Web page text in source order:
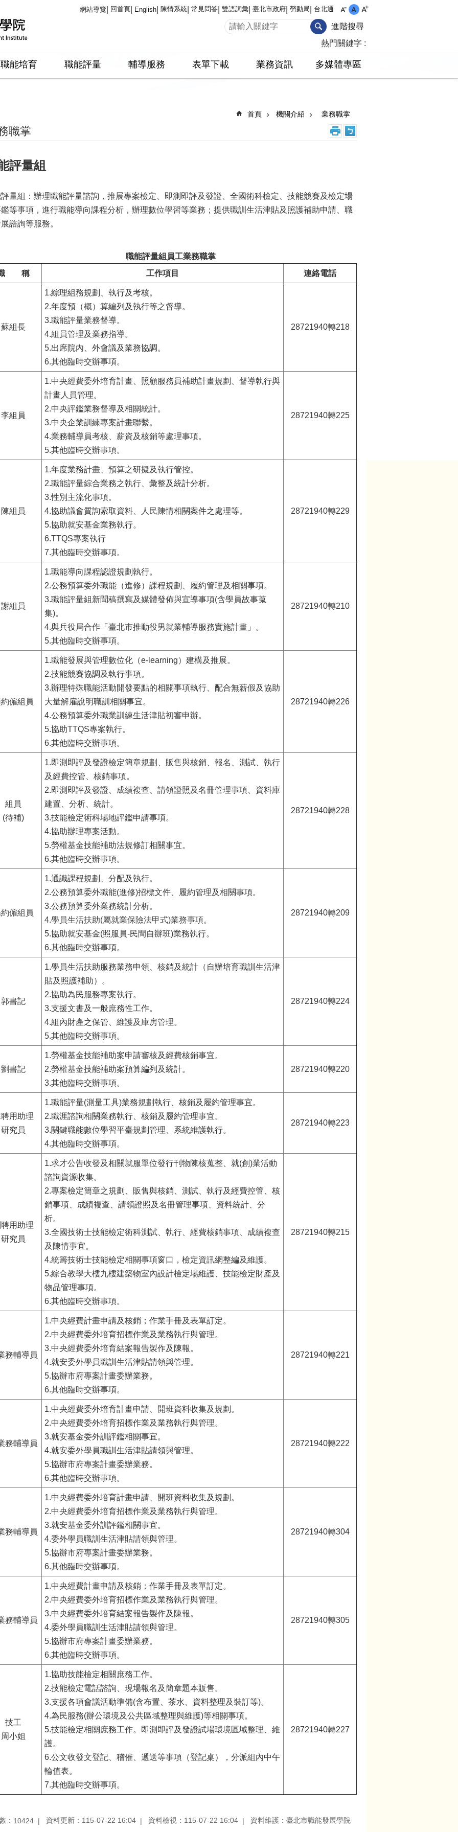
網站導覽 回首頁 English 陳情系統 常見問答 雙語詞彙 臺北市政府 勞動局 台北通
進階搜尋
熱門關鍵字
職能培育 職能評量 輔導服務 表單下載 業務資訊 多媒體專區
首頁 機關介紹 業務職掌
職掌
評量組
量組：辦理職能評量諮詢，推展專案檢定、即測即評及發證、全國術科檢定、技能競賽及檢定場
等事項，進行職能導向課程分析，辦理數位學習等業務；提供職訓生活津貼及照護補助申請、職
諮詢等服務。
稱 工作項目 連絡電話
職能評量組員工業務職掌
蘇組長
1.綜理組務規劃、執行及考核。
2.年度預（概）算編列及執行等之督導。
3.職能評量業務督導。
4.組員管理及業務指導。
5.出席院內、外會議及業務協調。
6.其他臨時交辦事項。
28721940轉218
李組員
1.中央經費委外培育計畫、照顧服務員補助計畫規劃、督導執行與
計畫人員管理。
2.中央評鑑業務督導及相關統計。
3.中央企業訓練專案計畫聯繫。
4.業務輔導員考核、薪資及核銷等處理事項。
5.其他臨時交辦事項。
28721940轉225
陳組員
1.年度業務計畫、預算之研擬及執行管控。
2.職能評量綜合業務之執行、彙整及統計分析。
3.性別主流化事項。
4.協助議會質詢索取資料、人民陳情相關案件之處理等。
5.協助就安基金業務執行。
6.TTQS專案執行
7.其他臨時交辦事項。
28721940轉229
謝組員
1.職能導向課程認證規劃執行。
2.公務預算委外職能（進修）課程規劃、履約管理及相關事項。
3.職能評量組新聞稿撰寫及媒體發佈與宣導事項(含學員故事蒐
集)。
4.與兵役局合作「臺北市推動役男就業輔導服務實施計畫」。
5.其他臨時交辦事項。
28721940轉210
僱組員
1.職能發展與管理數位化（e-learning）建構及推展。
2.技能競賽協調及執行事項。
3.辦理特殊職能活動開發要點的相關事項執行、配合無薪假及協助
大量解雇說明職訓相關事宜。
4.公務預算委外職業訓練生活津貼初審申辦。
5.協助TTQS專案執行。
6.其他臨時交辦事項。
28721940轉226
組員
(待補)
1.即測即評及發證檢定簡章規劃、販售與核銷、報名、測試、執行
及經費控管、核銷事項。
2.即測即評及發證、成績複查、請領證照及名冊管理事項、資料庫
建置、分析、統計。
3.技能檢定術科場地評鑑申請事項。
4.協助辦理專案活動。
5.勞權基金技能補助法規修訂相關事宜。
6.其他臨時交辦事項。
28721940轉228
僱組員
1.通識課程規劃、分配及執行。
2.公務預算委外職能(進修)招標文件、履約管理及相關事項。
3.公務預算委外業務統計分析。
4.學員生活扶助(屬就業保險法甲式)業務事項。
5.協助就安基金(照服員-民間自辦班)業務執行。
6.其他臨時交辦事項。
28721940轉209
郭書記
1.學員生活扶助服務業務申領、核銷及統計（自辦培育職訓生活津
貼及照護補助）。
2.協助為民服務專案執行。
3.支援文書及一般庶務性工作。
4.組內財產之保管、維護及庫房管理。
5.其他臨時交辦事項。
28721940轉224
劉書記
1.勞權基金技能補助案申請審核及經費核銷事宜。
2.勞權基金技能補助案預算編列及統計。
3.其他臨時交辦事項。
28721940轉220
用助理
研究員
1.職能評量(測量工具)業務規劃執行、核銷及履約管理事宜。
2.職涯諮詢相關業務執行、核銷及履約管理事宜。
3.關鍵職能數位學習平臺規劃管理、系統維護執行。
4.其他臨時交辦事項。
28721940轉223
用助理
研究員
1.求才公告收發及相關就服單位發行刊物陳核蒐整、就(創)業活動
諮詢資源收集。
2.專案檢定簡章之規劃、販售與核銷、測試、執行及經費控管、核
銷事項、成績複查、請領證照及名冊管理事項、資料統計、分
析。
3.全國技術士技能檢定術科測試、執行、經費核銷事項、成績複查
及陳情事宜。
4.統籌技術士技能檢定相關事項窗口，檢定資訊網整編及維護。
5.綜合教學大樓九樓建築物室內設計檢定場維護、技能檢定財產及
物品管理事項。
6.其他臨時交辦事項。
28721940轉215
務輔導員
1.中央經費計畫申請及核銷；作業手冊及表單訂定。
2.中央經費委外培育招標作業及業務執行與管理。
3.中央經費委外培育結案報告製作及陳報。
4.就安委外學員職訓生活津貼請領與管理。
5.協辦市府專案計畫委辦業務。
6.其他臨時交辦事項。
28721940轉221
務輔導員
1.中央經費委外培育計畫申請、開班資料收集及規劃。
2.中央經費委外培育招標作業及業務執行與管理。
3.就安基金委外訓評鑑相關事宜。
4.就安委外學員職訓生活津貼請領與管理。
5.協辦市府專案計畫委辦業務。
6.其他臨時交辦事項。
28721940轉222
務輔導員
1.中央經費委外培育計畫申請、開班資料收集及規劃。
2.中央經費委外培育招標作業及業務執行與管理。
3.就安基金委外訓評鑑相關事宜。
4.委外學員職訓生活津貼請領與管理。
5.協辦市府專案計畫委辦業務。
6.其他臨時交辦事項。
28721940轉304
務輔導員
1.中央經費計畫申請及核銷；作業手冊及表單訂定。
2.中央經費委外培育招標作業及業務執行與管理。
3.中央經費委外培育結案報告製作及陳報。
4.委外學員職訓生活津貼請領與管理。
5.協辦市府專案計畫委辦業務。
6.其他臨時交辦事項。
28721940轉305
技工
周小姐
1.協助技能檢定相關庶務工作。
2.技能檢定電話諮詢、現場報名及簡章題本販售。
3.支援各項會議活動準備(含布置、茶水、資料整理及裝訂等)。
4.為民服務(辦公環境及公共區域整理與維護)等相關事項。
5.技能檢定相關庶務工作。即測即評及發證試場環境區域整理、維
護。
6.公文收發文登記、稽催、遞送等事項（登記桌），分派組內中午
輪值表。
7.其他臨時交辦事項。
28721940轉227
： 10424 資料更新：115-07-22 16:04 資料檢視：115-07-22 16:04 資料維護：臺北市職能發展學院